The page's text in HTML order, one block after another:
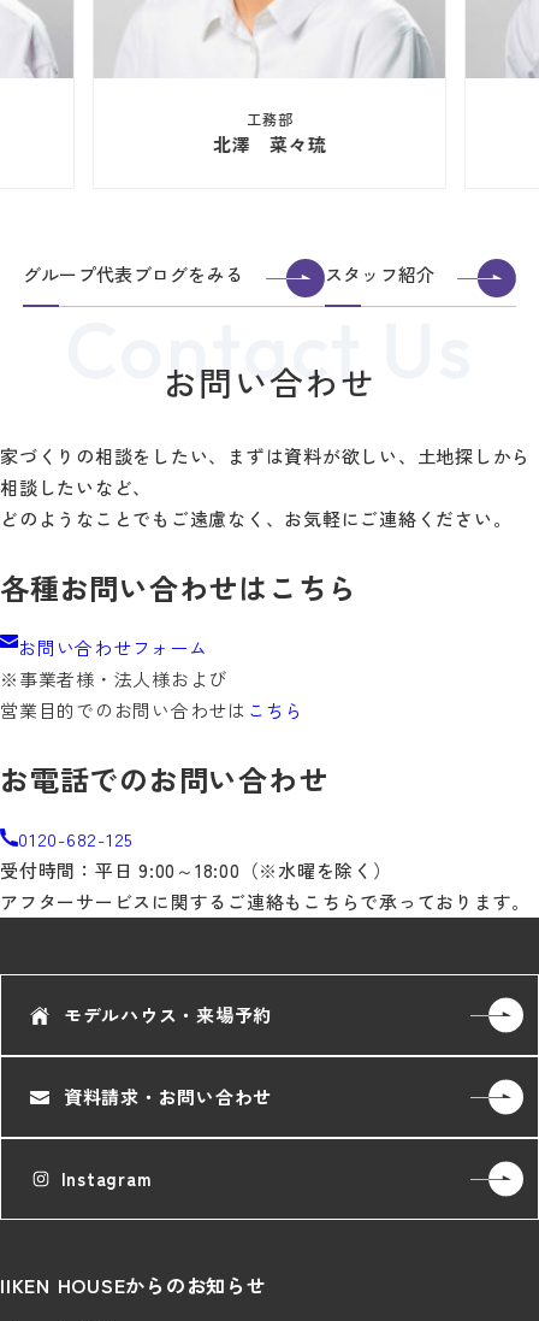
工務部
北澤 菜々琉
グループ代表ブログをみる スタッフ紹介
お問い合わせ
家づくりの相談をしたい、まずは資料が欲しい、土地探しから
相談したいなど、
どのようなことでもご遠慮なく、お気軽にご連絡ください。
各種お問い合わせはこちら
お問い合わせフォーム
※事業者様・法人様および
営業目的でのお問い合わせは こちら
お電話でのお問い合わせ
0120-682-125
受付時間：平日 9:00～18:00（※水曜を除く）
アフターサービスに関するご連絡もこちらで承っております。
モデルハウス・来場予約
資料請求・お問い合わせ
Instagram
IIKEN HOUSEからのお知らせ